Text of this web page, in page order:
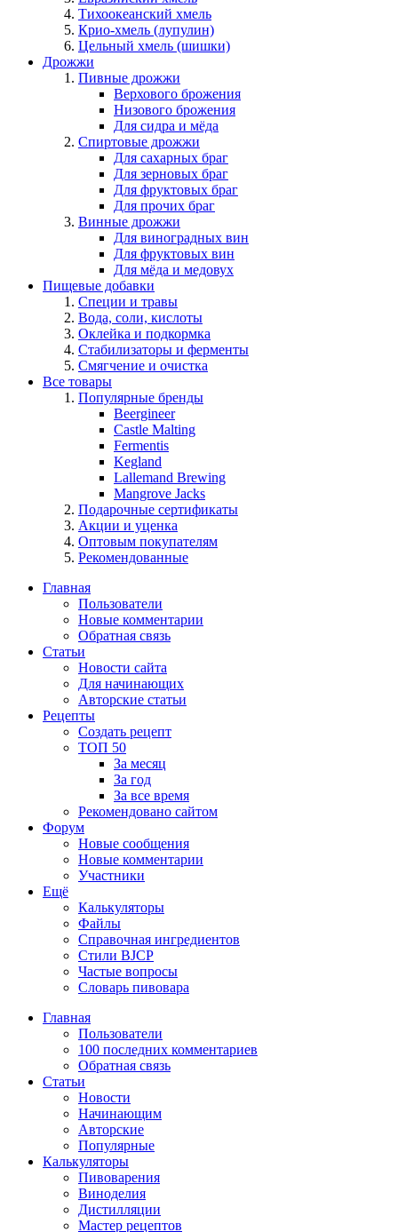
Тихоокеанский хмель
Крио-хмель (лупулин)
Цельный хмель (шишки)
Дрожжи
Пивные дрожжи
Верхового брожения
Низового брожения
Для сидра и мёда
Спиртовые дрожжи
Для сахарных браг
Для зерновых браг
Для фруктовых браг
Для прочих браг
Винные дрожжи
Для виноградных вин
Для фруктовых вин
Для мёда и медовух
Пищевые добавки
Специи и травы
Вода, соли, кислоты
Оклейка и подкормка
Стабилизаторы и ферменты
Смягчение и очистка
Все товары
Популярные бренды
Beergineer
Castle Malting
Fermentis
Kegland
Lallemand Brewing
Mangrove Jacks
Подарочные сертификаты
Акции и уценка
Оптовым покупателям
Рекомендованные
Главная
Пользователи
Новые комментарии
Обратная связь
Статьи
Новости сайта
Для начинающих
Авторские статьи
Рецепты
Создать рецепт
ТОП 50
За месяц
За год
За все время
Рекомендовано сайтом
Форум
Новые сообщения
Новые комментарии
Участники
Ещё
Калькуляторы
Файлы
Справочная ингредиентов
Стили BJCP
Частые вопросы
Словарь пивовара
Главная
Пользователи
100 последних комментариев
Обратная связь
Статьи
Новости
Начинающим
Авторские
Популярные
Калькуляторы
Пивоварения
Виноделия
Дистилляции
Мастер рецептов